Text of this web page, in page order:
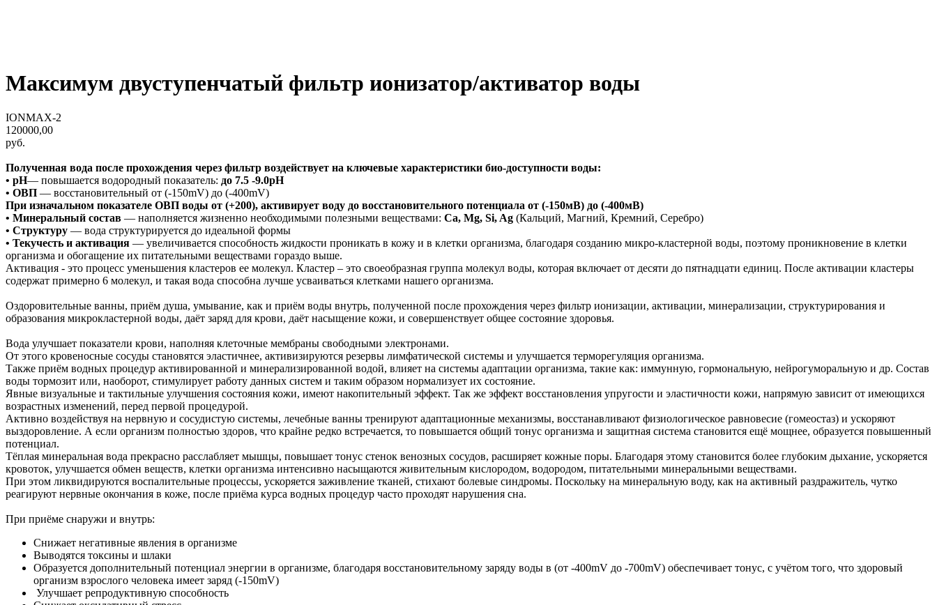
Максимум двуступенчатый фильтр ионизатор/активатор воды
IONMAX-2
120000,00
руб.
Полученная вода после прохождения через фильтр воздействует на ключевые характеристики биo-доступности воды:
• pH— повышается водородный показатель: до 7.5 -9.0pH
• ОВП — восстановительный от (-150mV) до (-400mV)
При изначальном показателе ОВП воды от (+200), активирует воду до восстановительного потенциала от (-150мВ) до (-400мВ)
• Минеральный состав — наполняется жизненно необходимыми полезными веществами: Ca, Mg, Si, Ag (Кальций, Магний, Кремний, Серебро)
• Структуру — вода структурируется до идеальной формы
• Текучесть и активация — увеличивается способность жидкости проникать в кожу и в клетки организма, благодаря созданию микро-кластерной воды, поэтому проникновение в клетки
организма и обогащение их питательными веществами гораздо выше.
Активация - это процесс уменьшения кластеров ее молекул. Кластер – это своеобразная группа молекул воды, которая включает от десяти до пятнадцати единиц. После активации кластеры
содержат примерно 6 молекул, и такая вода способна лучше усваиваться клетками нашего организма.
Оздоровительные ванны, приём душа, умывание, как и приём воды внутрь, полученной после прохождения через фильтр ионизации, активации, минерализации, структурирования и
образования микрокластерной воды, даёт заряд для крови, даёт насыщение кожи, и совершенствует общее состояние здоровья.
Вода улучшает показатели крови, наполняя клеточные мембраны свободными электронами.
От этого кровеносные сосуды становятся эластичнее, активизируются резервы лимфатической системы и улучшается терморегуляция организма.
Также приём водных процедур активированной и минерализированной водой, влияет на системы адаптации организма, такие как: иммунную, гормональную, нейрогуморальную и др. Состав
воды тормозит или, наоборот, стимулирует работу данных систем и таким образом нормализует их состояние.
Явные визуальные и тактильные улучшения состояния кожи, имеют накопительный эффект. Так же эффект восстановления упругости и эластичности кожи, напрямую зависит от имеющихся
возрастных изменений, перед первой процедурой.
Активно воздействуя на нервную и сосудистую системы, лечебные ванны тренируют адаптационные механизмы, восстанавливают физиологическое равновесие (гомеостаз) и ускоряют
выздоровление. А если организм полностью здоров, что крайне редко встречается, то повышается общий тонус организма и защитная система становится ещё мощнее, образуется повышенный
потенциал.
Тёплая минеральная вода прекрасно расслабляет мышцы, повышает тонус стенок венозных сосудов, расширяет кожные поры. Благодаря этому становится более глубоким дыхание, ускоряется
кровоток, улучшается обмен веществ, клетки организма интенсивно насыщаются живительным кислородом, водородом, питательными минеральными веществами.
При этом ликвидируются воспалительные процессы, ускоряется заживление тканей, стихают болевые синдромы. Поскольку на минеральную воду, как на активный раздражитель, чутко
реагируют нервные окончания в коже, после приёма курса водных процедур часто проходят нарушения сна.
При приёме снаружи и внутрь:
Снижает негативные явления в организме
Выводятся токсины и шлаки
Образуется дополнительный потенциал энергии в организме, благодаря восстановительному заряду воды в (от -400mV до -700mV) обеспечивает тонус, с учётом того, что здоровый
организм взрослого человека имеет заряд (-150mV)
Улучшает репродуктивную способность